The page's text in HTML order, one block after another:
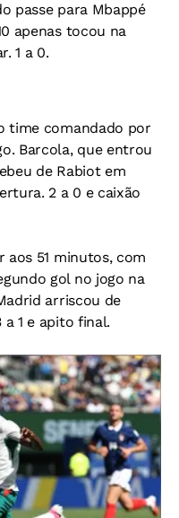
passe para Mbappé
apenas tocou na
1 a 0.
time comandado por
Barcola, que entrou
de Rabiot em
2 a 0 e caixão
aos 51 minutos, com
gol no jogo na
arriscou de
1 e apito final.